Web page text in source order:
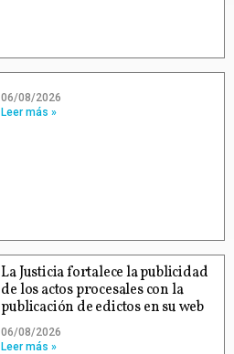
06/08/2026
Leer más »
La Justicia fortalece la publicidad
de los actos procesales con la
publicación de edictos en su web
06/08/2026
Leer más »